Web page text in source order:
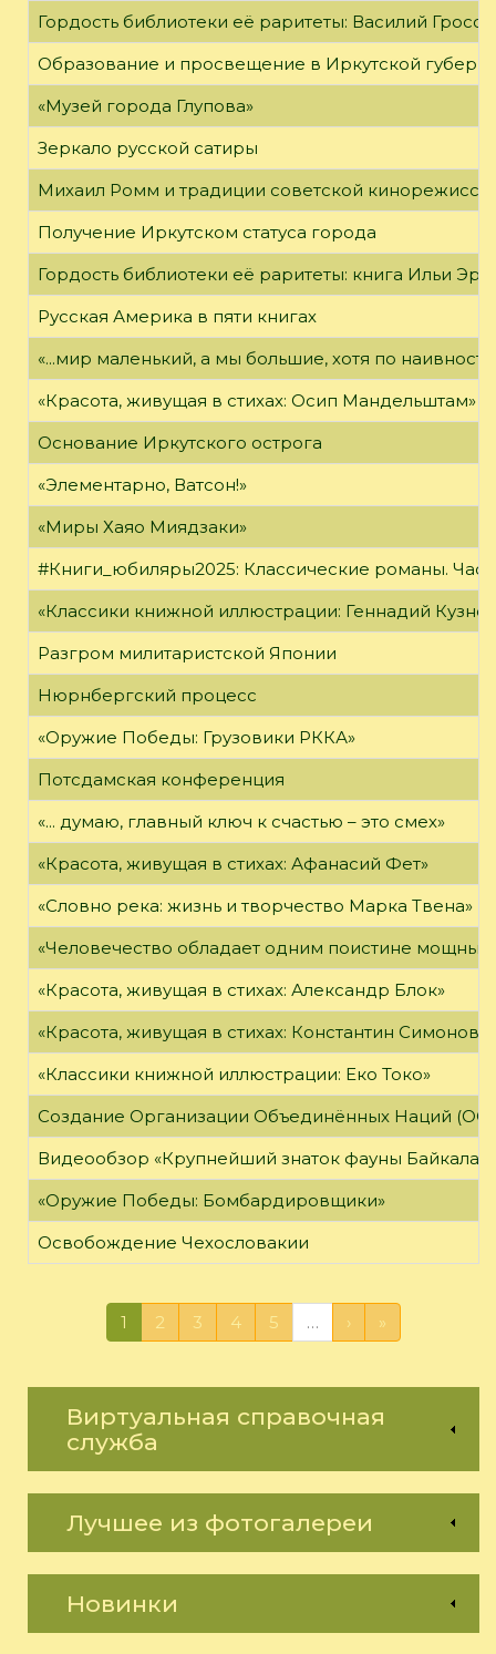
Гордость библиотеки её раритеты: Василий
Образование и просвещение в Иркутской
«Музей города Глупова»
Зеркало русской сатиры
Михаил Ромм и традиции советской
Получение Иркутском статуса города
Гордость библиотеки её раритеты: книга Ильи
Русская Америка в пяти книгах
«...мир маленький, а мы большие, хотя по
«Красота, живущая в стихах: Осип Мандельштам»
Основание Иркутского острога
«Элементарно, Ватсон!»
«Миры Хаяо Миядзаки»
#Книги_юбиляры2025: Классические романы.
«Классики книжной иллюстрации: Геннадий
Разгром милитаристской Японии
Нюрнбергский процесс
«Оружие Победы: Грузовики РККА»
Потсдамская конференция
«... думаю, главный ключ к счастью – это смех»
«Красота, живущая в стихах: Афанасий Фет»
«Словно река: жизнь и творчество Марка Твена»
«Человечество обладает одним поистине
«Красота, живущая в стихах: Александр Блок»
«Красота, живущая в стихах: Константин Симонов»
«Классики книжной иллюстрации: Еко Токо»
Создание Организации Объединённых Наций
Видеообзор «Крупнейший знаток фауны Байкала»
«Оружие Победы: Бомбардировщики»
Освобождение Чехословакии
1 2 3 4 5 … › »
Виртуальная справочная
служба
Лучшее из фотогалереи
Новинки